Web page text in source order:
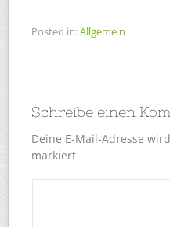
Posted in:Allgemein
Schreibe einen
Deine E-Mail-Adresse
markiert